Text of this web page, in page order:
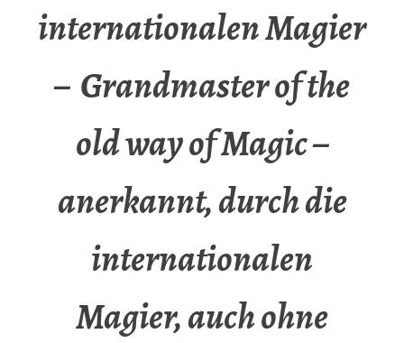
internationalen Magier
– Grandmaster of the
old way of Magic –
anerkannt, durch die
internationalen
Magier, auch ohne